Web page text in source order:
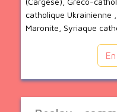
catholique Ukrainienne
Maronite, Syriaque